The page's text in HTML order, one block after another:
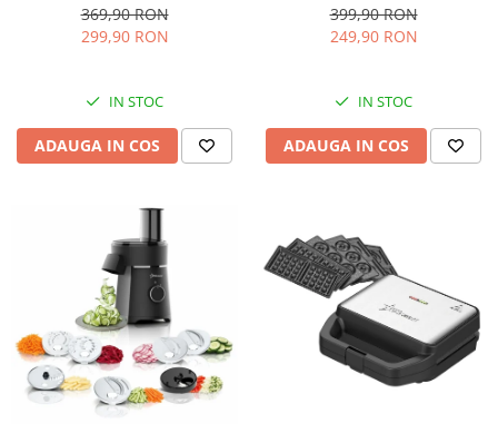
Accesorii, 10 Viteze + Pulse,
Negru
369,90 RON
299,90 RON
IN STOC
ADAUGA IN COS
Putere de absorbtie 550 m3/h,
1 Motor, 2 Trepte putere, 60
399,90 RON
249,90 RON
IN STOC
ADAUGA IN COS